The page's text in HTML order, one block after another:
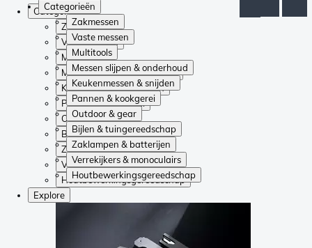
Categorieën
Zakmessen
Vaste messen
Multitools
Messen slijpen & onderhoud
Keukenmessen & snijden
Pannen & kookgerei
Outdoor & gear
Bijlen & tuingereedschap
Zaklampen & batterijen
Verrekijkers & monoculairs
Houtbewerkingsgereedschap
Categorieën
Zakmessen
Vaste messen
Multitools
Messen slijpen & onderhoud
Keukenmessen & snijden
Pannen & kookgerei
Outdoor & gear
Bijlen & tuingereedschap
Zaklampen & batterijen
Verrekijkers & monoculairs
Houtbewerkingsgereedschap
Explore